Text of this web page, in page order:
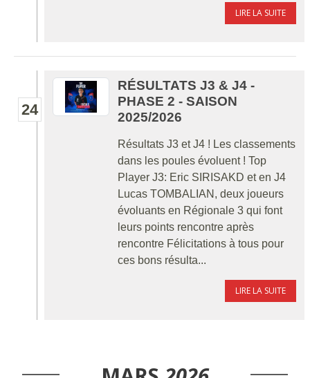
LIRE LA SUITE
24
RÉSULTATS J3 & J4 -
PHASE 2 - SAISON
2025/2026
Résultats J3 et J4 ! Les classements
dans les poules évoluent ! Top
Player J3: Eric SIRISAKD et en J4
Lucas TOMBALIAN, deux joueurs
évoluants en Régionale 3 qui font
leurs points rencontre après
rencontre Félicitations à tous pour
ces bons résulta...
LIRE LA SUITE